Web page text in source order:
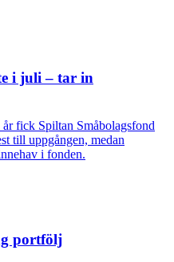
i juli – tar in
fick Spiltan Småbolagsfond
till uppgången, medan
i fonden.
portfölj